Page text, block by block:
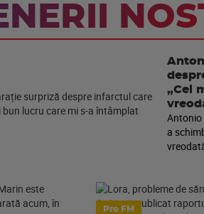
„Cel
Antonio
a
Pro FM